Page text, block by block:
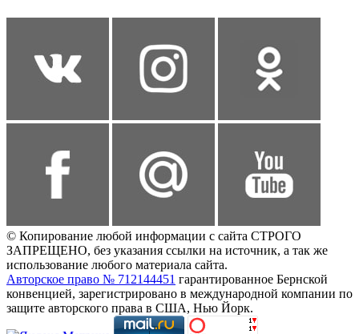
© Копирование любой информации с сайта СТРОГО
ЗАПРЕЩЕНО, без указания ссылки на источник, а так же
использование любого материала сайта.
Авторское право № 712144451 гарантированное Бернской
конвенцией, зарегистрировано в международной компании по
защите авторского права в США, Нью Йорк.